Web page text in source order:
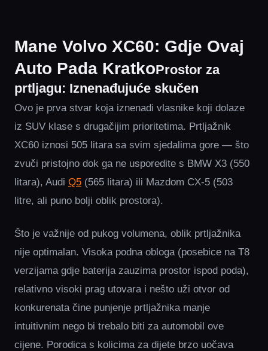
Mane Volvo XC60: Gdje Ovaj
Auto Pada KratkoProstor za
prtljagu: Iznenađujuće skučen
Ovo je prva stvar koja iznenadi vlasnike koji dolaze
iz SUV klase s drugačijim prioritetima. Prtljažnik
XC60 iznosi 505 litara sa svim sjedalima gore — što
zvuči pristojno dok ga ne usporedite s BMW X3 (550
litara), Audi Q5 (565 litara) ili Mazdom CX-5 (503
litre, ali puno bolji oblik prostora).
Što je važnije od pukog volumena, oblik prtljažnika
nije optimalan. Visoka podna obloga (posebice na T8
verzijama gdje baterija zauzima prostor ispod poda),
relativno visoki prag utovara i nešto uži otvor od
konkurenata čine punjenje prtljažnika manje
intuitivnim nego bi trebalo biti za automobil ove
cijene. Porodica s kolicima za dijete brzo uočava